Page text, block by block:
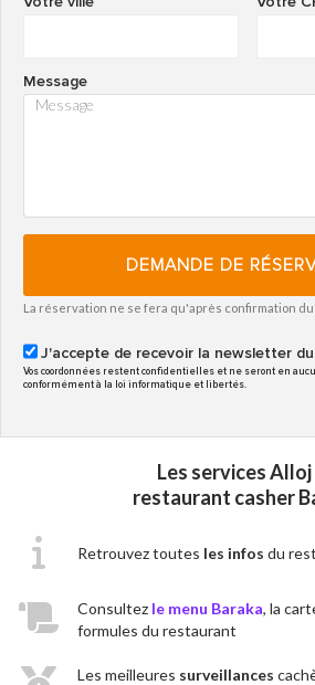
Message
DEMANDE DE
La réservation ne se fera qu'après confirmation
J'accepte de recevoir la newsletter
Vos coordonnées restent confidentielles et ne seront en
conformément à la loi informatique et libertés.
Les services Alloj
restaurant casher
Retrouvez toutes les infos du
Consultez le menu Baraka, la
formules du restaurant
Les meilleures surveillances